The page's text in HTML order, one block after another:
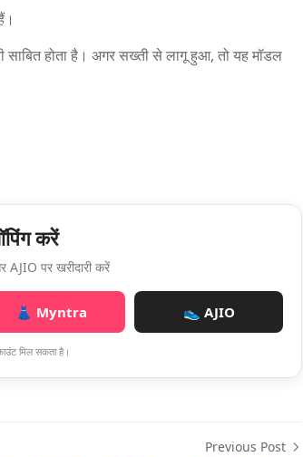
साबित होता है। अगर सख्ती से लागू हुआ, तो यह मॉडल
करें
पर खरीदारी करें
👗 Myntra 👟 AJIO
मिल सकता है।
Previous Post